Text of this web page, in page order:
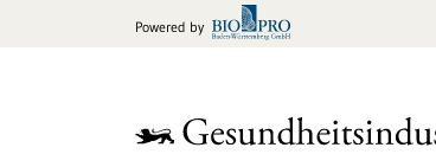
Powered by